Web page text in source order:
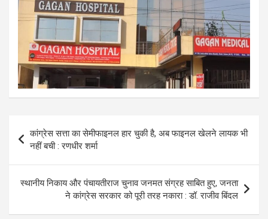
Post
navigation
कांग्रेस सत्ता का सेमीफाइनल हार चुकी है, अब फाइनल खेलने लायक भी
नहीं बची : रणधीर शर्मा
स्थानीय निकाय और पंचायतीराज चुनाव जनमत संग्रह साबित हुए, जनता
ने कांग्रेस सरकार को पूरी तरह नकारा : डॉ. राजीव बिंदल